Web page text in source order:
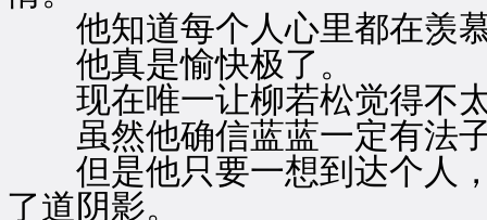
他知道每个人心里都在羡
他真是愉快极了。
现在唯一让柳若松觉得不太
虽然他确信蓝蓝一定有法子
但是他只要一想到达个人，
了道阴影。